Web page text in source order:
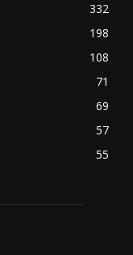
332
198
108
71
69
57
55